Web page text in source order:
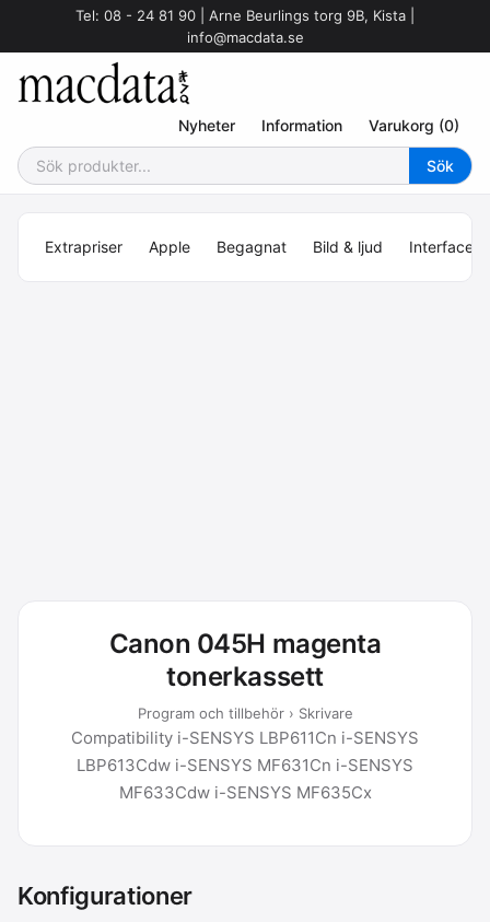
Tel: 08 - 24 81 90 | Arne Beurlings torg 9B, Kista |
info@macdata.se
Nyheter Information Varukorg (0)
Extrapriser Apple Begagnat Bild & ljud Interface
Canon 045H magenta
tonerkassett
Program och tillbehör › Skrivare
Compatibility i-SENSYS LBP611Cn i-SENSYS
LBP613Cdw i-SENSYS MF631Cn i-SENSYS
MF633Cdw i-SENSYS MF635Cx
Konfigurationer